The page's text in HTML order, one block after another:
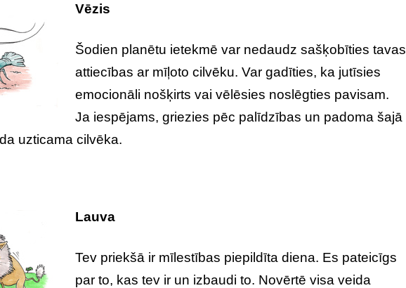
Vēzis
Šodien planētu ietekmē var nedaudz sašķobīties tavas
attiecības ar mīļoto cilvēku. Var gadīties, ka jutīsies
emocionāli nošķirts vai vēlēsies noslēgties pavisam.
Ja iespējams, griezies pēc palīdzības un padoma šajā
uzticama cilvēka.
Lauva
Tev priekšā ir mīlestības piepildīta diena. Es pateicīgs
par to, kas tev ir un izbaudi to. Novērtē visa veida